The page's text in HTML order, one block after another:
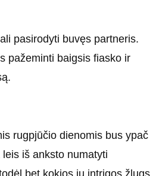
pasirodyti buvęs partneris.
pažeminti baigsis fiasko ir
rugpjūčio dienomis bus ypač
iš anksto numatyti